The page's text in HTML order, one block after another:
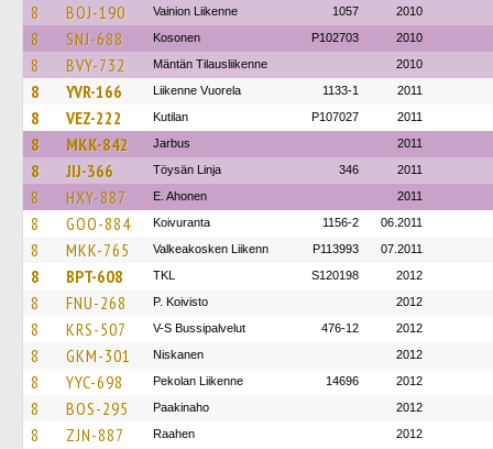
8 BOJ-190 Vainion Liikenne 1057 2010
8 SNJ-688 Kosonen P102703 2010
8 BVY-732 Mäntän Tilausliikenne 2010
8 YVR-166 Liikenne Vuorela 1133-1 2011
8 VEZ-222 Kutilan P107027 2011
8 MKK-842 Jarbus 2011
8 JIJ-366 Töysän Linja 346 2011
8 HXY-887 E. Ahonen 2011
8 GOO-884 Koivuranta 1156-2 06.2011
8 MKK-765 Valkeakosken Liikenn P113993 07.2011
8 BPT-608 TKL S120198 2012
8 FNU-268 P. Koivisto 2012
8 KRS-507 V-S Bussipalvelut 476-12 2012
8 GKM-301 Niskanen 2012
8 YYC-698 Pekolan Liikenne 14696 2012
8 BOS-295 Paakinaho 2012
8 ZJN-887 Raahen 2012